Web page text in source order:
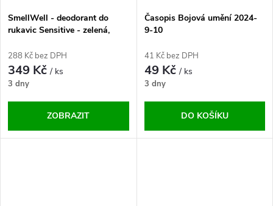
SmellWell - deodorant do
rukavic Sensitive - zelená,
288 Kč bez DPH
349 Kč/ ks
3 dny
ZOBRAZIT
Časopis Bojová umění 2024-
9-10
41 Kč bez DPH
49 Kč/ ks
3 dny
DO KOŠÍKU